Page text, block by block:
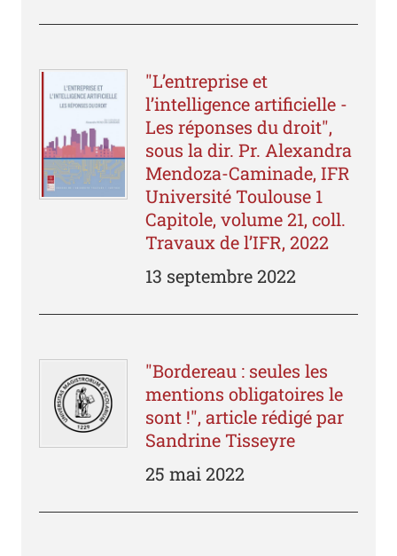
"L’entreprise et
l’intelligence artificielle -
Les réponses du droit",
sous la dir. Pr. Alexandra
Mendoza-Caminade, IFR
Université Toulouse 1
Capitole, volume 21, coll.
Travaux de l’IFR, 2022
13 septembre 2022
"Bordereau : seules les
mentions obligatoires le
sont !", article rédigé par
Sandrine Tisseyre
25 mai 2022